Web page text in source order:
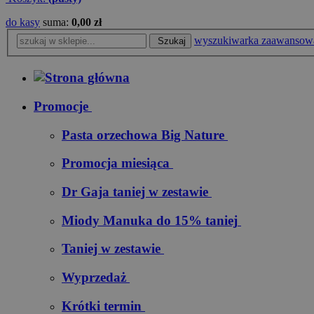
do kasy suma: 0,00 zł
Szukaj wyszukiwarka
Promocje
Pasta orzechowa Big Nature
Promocja miesiąca
Dr Gaja taniej w zestawie
Miody Manuka do 15% taniej
Taniej w zestawie
Wyprzedaż
Krótki termin